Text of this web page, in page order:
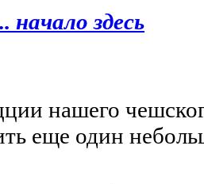
начало здесь
нашего
еще один